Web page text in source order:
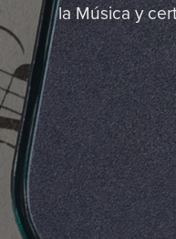
la Música y